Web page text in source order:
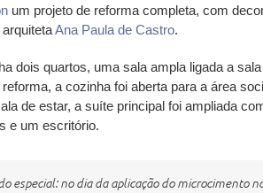
um projeto de reforma completa, com
Ana Paula de Castro.
dois quartos, uma sala ampla ligada a
a cozinha foi aberta para a área
de estar, a suíte principal foi ampliada
e um escritório.
especial: no dia da aplicação do microcimento